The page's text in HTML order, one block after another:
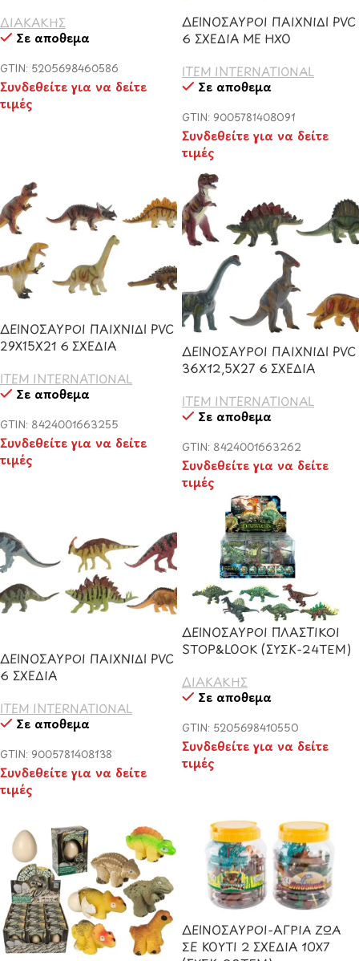
ΔΙΑΚΑΚΗΣ
Σε απόθεμα
GTIN: 5205698460586
Συνδεθείτε για να δείτε
τιμές
ΔΕΙΝΟΣΑΥΡΟΙ ΠΑΙΧΝΙΔΙ PVC
6 ΣΧΕΔΙΑ ME HXO
ITEM INTERNATIONAL
Σε απόθεμα
GTIN: 9005781408091
Συνδεθείτε για να δείτε
τιμές
ΔΕΙΝΟΣΑΥΡΟΙ ΠΑΙΧΝΙΔΙ PVC
29X15X21 6 ΣΧΕΔΙΑ
ITEM INTERNATIONAL
Σε απόθεμα
GTIN: 8424001663255
Συνδεθείτε για να δείτε
τιμές
ΔΕΙΝΟΣΑΥΡΟΙ ΠΑΙΧΝΙΔΙ PVC
36X12,5X27 6 ΣΧΕΔΙΑ
ITEM INTERNATIONAL
Σε απόθεμα
GTIN: 8424001663262
Συνδεθείτε για να δείτε
τιμές
ΔΕΙΝΟΣΑΥΡΟΙ ΠΑΙΧΝΙΔΙ PVC
6 ΣΧΕΔΙΑ
ITEM INTERNATIONAL
Σε απόθεμα
GTIN: 9005781408138
Συνδεθείτε για να δείτε
τιμές
ΔΕΙΝΟΣΑΥΡΟΙ ΠΛΑΣΤΙΚΟΙ
STOP&LOOK (ΣΥΣΚ-24ΤΕΜ)
ΔΙΑΚΑΚΗΣ
Σε απόθεμα
GTIN: 5205698410550
Συνδεθείτε για να δείτε
τιμές
ΔΕΙΝΟΣΑΥΡΟΙ-ΑΓΡΙΑ ΖΩΑ
ΣΕ ΚΟΥΤΙ 2 ΣΧΕΔΙΑ 10Χ7